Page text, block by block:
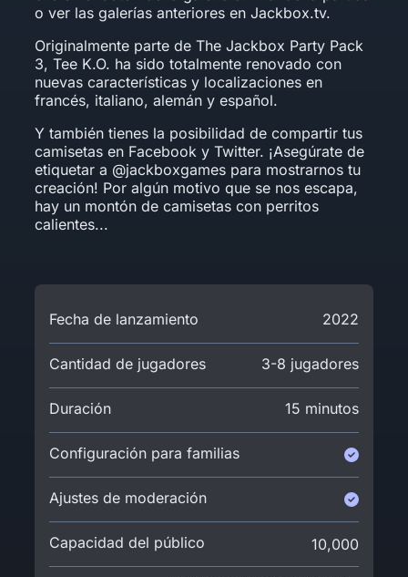
o ver las galerías anteriores en Jackbox.tv.
Originalmente parte de The Jackbox Party Pack
3, Tee K.O. ha sido totalmente renovado con
nuevas características y localizaciones en
francés, italiano, alemán y español.
Y también tienes la posibilidad de compartir tus
camisetas en Facebook y Twitter. ¡Asegúrate de
etiquetar a @jackboxgames para mostrarnos tu
creación! Por algún motivo que se nos escapa,
hay un montón de camisetas con perritos
calientes...
Fecha de lanzamiento 2022
Cantidad de jugadores 3-8 jugadores
Duración 15 minutos
Configuración para familias
Ajustes de moderación
Capacidad del público 10,000